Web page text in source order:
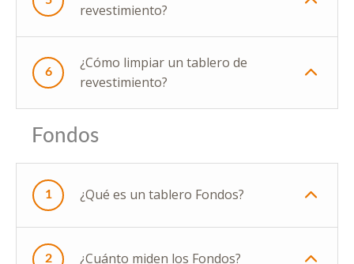
revestimiento?
6
¿Cómo limpiar un tablero de
revestimiento?
Fondos
1 ¿Qué es un tablero Fondos?
2 ¿Cuánto miden los Fondos?